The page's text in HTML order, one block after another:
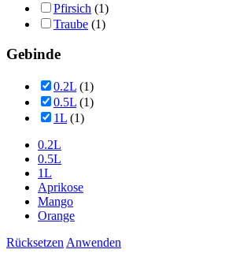
Pfirsich (1)
Traube (1)
Gebinde
0.2L (1)
0.5L (1)
1L (1)
0.2L
0.5L
1L
Aprikose
Mango
Orange
Rücksetzen Anwenden